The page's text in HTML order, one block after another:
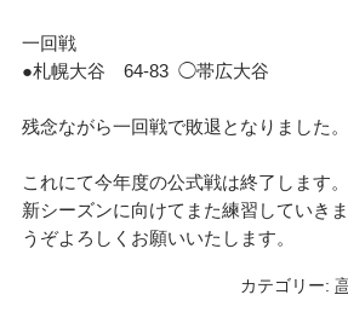
一回戦
●札幌大谷 64-83 ◯帯広大谷
残念ながら一回戦で敗退となりました。
これにて今年度の公式戦は終了します。
新シーズンに向けてまた練習していき
うぞよろしくお願いいたします。
カテゴリー: